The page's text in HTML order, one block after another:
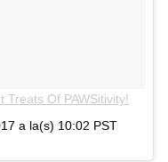
Of PAWSitivity!
a la(s) 10:02 PST